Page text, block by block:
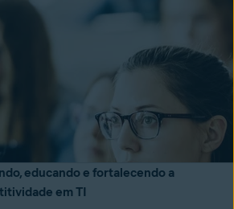
educando e fortalecendo a
em TI